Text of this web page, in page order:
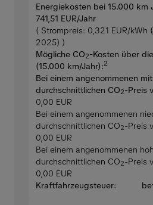
Energiekosten bei 15.000 km
741,51 EUR/Jahr
( Strompreis: 0,321 EUR/kWh
2025) )
Mögliche CO2-Kosten über
(15.000 km/Jahr):2
Bei einem angenommenen
durchschnittlichen CO2-Preis
0,00 EUR
Bei einem angenommenen
durchschnittlichen CO2-Preis
0,00 EUR
Bei einem angenommenen
durchschnittlichen CO2-Preis
0,00 EUR
Kraftfahrzeugsteuer: